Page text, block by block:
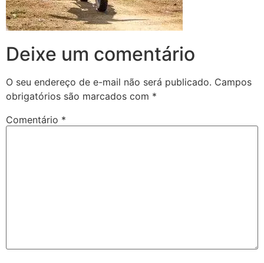
Deixe um comentário
O seu endereço de e-mail não será publicado. Campos
obrigatórios são marcados com *
Comentário *